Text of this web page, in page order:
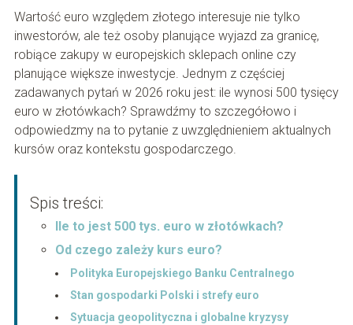
Wartość euro względem złotego interesuje nie tylko
inwestorów, ale też osoby planujące wyjazd za granicę,
robiące zakupy w europejskich sklepach online czy
planujące większe inwestycje. Jednym z częściej
zadawanych pytań w 2026 roku jest: ile wynosi 500 tysięcy
euro w złotówkach? Sprawdźmy to szczegółowo i
odpowiedzmy na to pytanie z uwzględnieniem aktualnych
kursów oraz kontekstu gospodarczego.
Spis treści:
Ile to jest 500 tys. euro w złotówkach?
Od czego zależy kurs euro?
Polityka Europejskiego Banku Centralnego
Stan gospodarki Polski i strefy euro
Sytuacja geopolityczna i globalne kryzysy